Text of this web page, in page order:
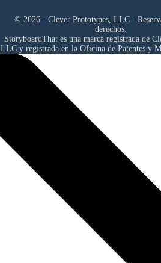
© 2026 - Clever Prototypes, LLC -
derechos.
StoryboardThat es una marca registrada de
LLC y registrada en la Oficina de Patentes y